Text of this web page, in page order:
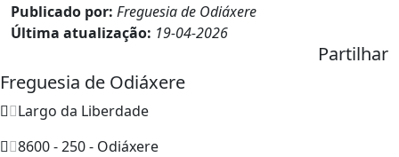
Publicado por: Freguesia de Odiáxere
Última atualização: 19-04-2026
Partilhar
Freguesia de Odiáxere
Largo da Liberdade
8600 - 250 - Odiáxere